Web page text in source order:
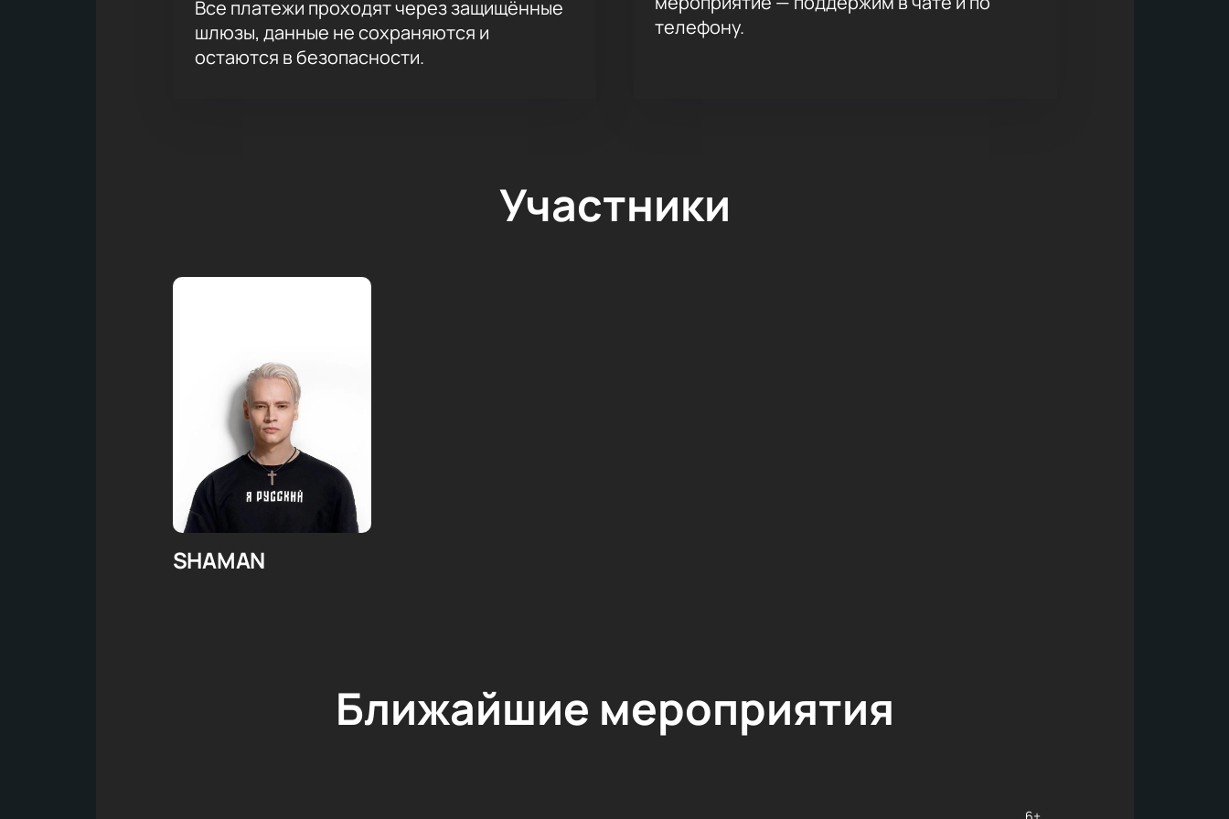
Все платежи проходят через защищённые
шлюзы, данные не сохраняются и
остаются в безопасности.
телефону.
Участники
SHAMAN
Ближайшие мероприятия
6+